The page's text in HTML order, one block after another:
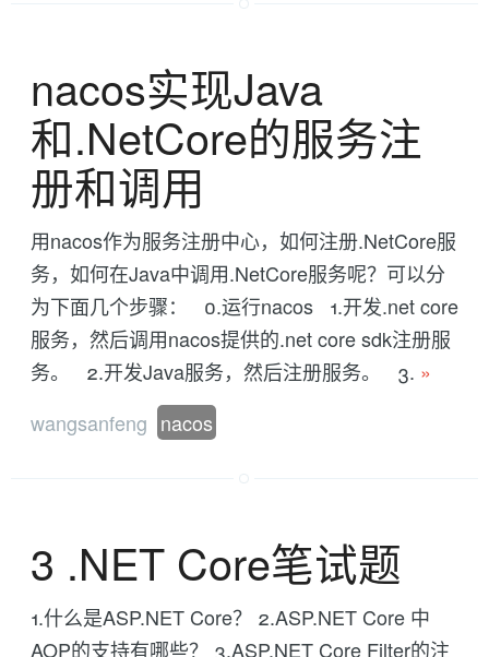
nacos实现Java
和.NetCore的服务注
册和调用
用nacos作为服务注册中心，如何注册.NetCore服
务，如何在Java中调用.NetCore服务呢？可以分
为下面几个步骤： 0.运行nacos 1.开发.net core
服务，然后调用nacos提供的.net core sdk注册服
务。 2.开发Java服务，然后注册服务。 3. »
wangsanfeng nacos
3 .NET Core笔试题
1.什么是ASP.NET Core？ 2.ASP.NET Core 中
AOP的支持有哪些？ 3.ASP.NET Core Filter的注